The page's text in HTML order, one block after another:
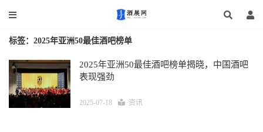
标签：2025年亚洲50最佳酒吧榜单
2025年亚洲50最佳酒吧榜单揭晓，中国酒吧
表现强劲
2025-07-18 资讯